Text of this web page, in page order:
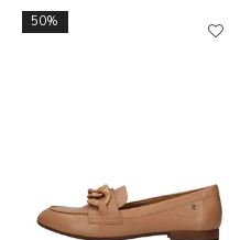
50%